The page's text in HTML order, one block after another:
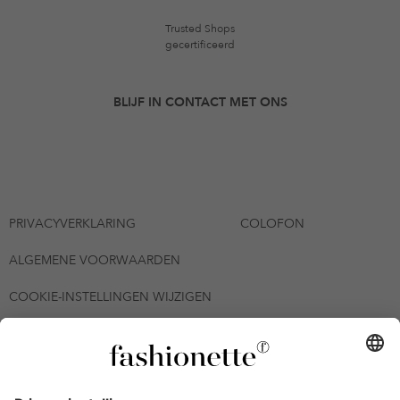
Trusted Shops
gecertificeerd
BLIJF IN CONTACT MET ONS
PRIVACYVERKLARING COLOFON
ALGEMENE VOORWAARDEN
COOKIE-INSTELLINGEN WIJZIGEN
inwisselbaar op alle artikelen op de pagina